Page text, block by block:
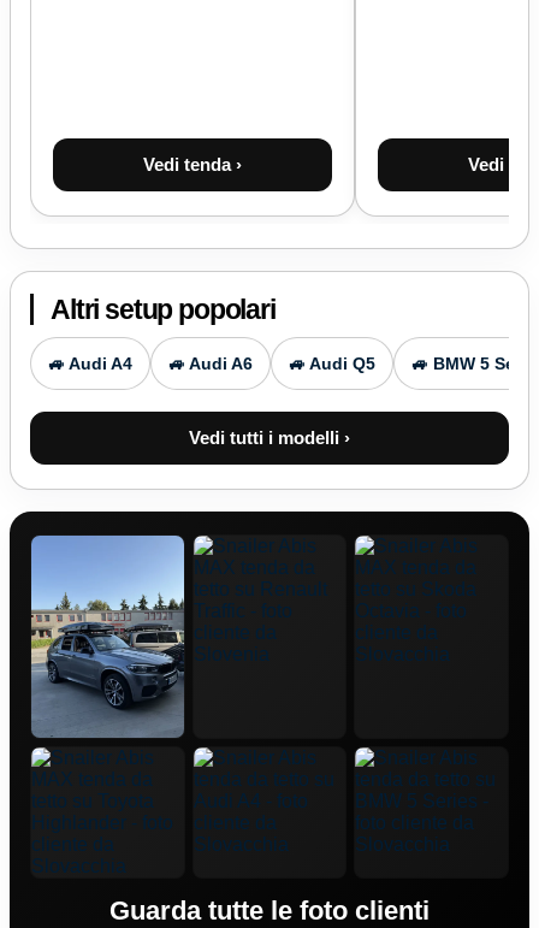
Vedi tenda › Vedi
Altri setup popolari
🚙 Audi A4 🚙 Audi A6 🚙 Audi Q5 🚙 BMW 5
Vedi tutti i modelli ›
Guarda tutte le foto clienti